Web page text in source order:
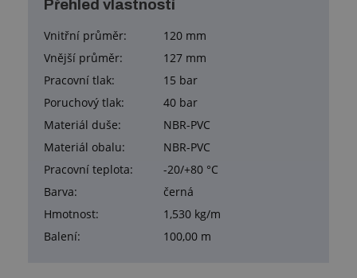
Přehled vlastností
Vnitřní průměr:
120 mm
Vnější průměr:
127 mm
Pracovní tlak:
15 bar
Poruchový tlak:
40 bar
Materiál duše:
NBR-PVC
Materiál obalu:
NBR-PVC
Pracovní teplota:
-20/+80 °C
Barva:
černá
Hmotnost:
1,530 kg/m
Balení:
100,00 m